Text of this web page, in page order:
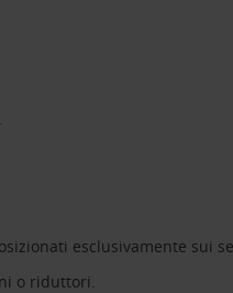
esclusivamente sui
o riduttori.